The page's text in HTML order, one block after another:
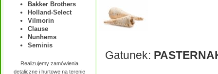
Bakker Brothers
Holland-Select
Vilmorin
Clause
Nunhems
Seminis
Realizujemy zamówienia
detaliczne i hurtowe na terenie
Gatunek: